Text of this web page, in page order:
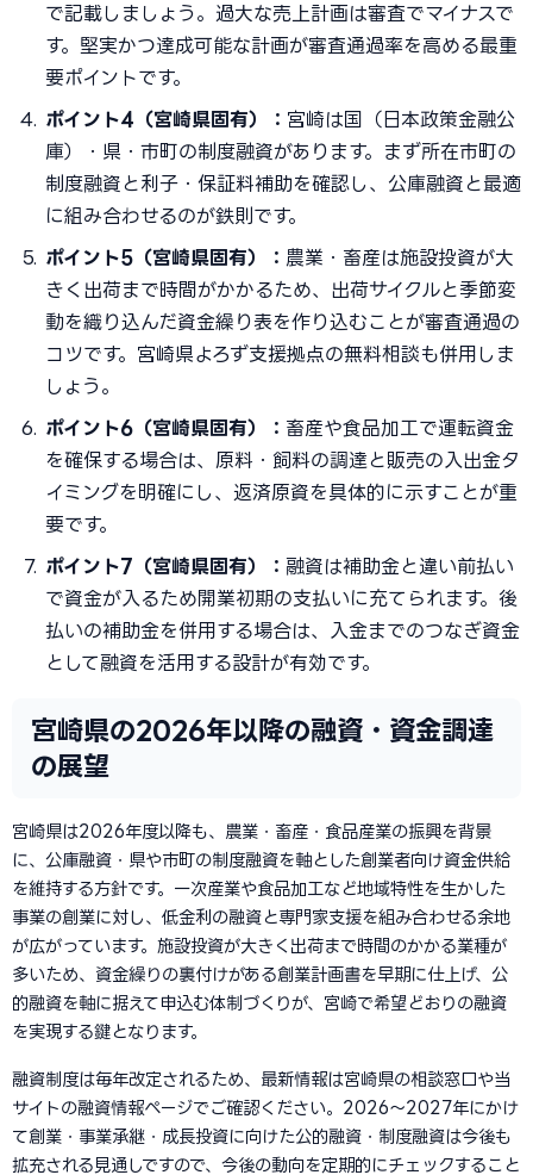
で記載しましょう。過大な売上計画は審査でマイナスで
す。堅実かつ達成可能な計画が審査通過率を高める最重
要ポイントです。
ポイント4（宮崎県固有）： 宮崎は国（日本政策金融公
庫）・県・市町の制度融資があります。まず所在市町の
制度融資と利子・保証料補助を確認し、公庫融資と最適
に組み合わせるのが鉄則です。
ポイント5（宮崎県固有）： 農業・畜産は施設投資が大
きく出荷まで時間がかかるため、出荷サイクルと季節変
動を織り込んだ資金繰り表を作り込むことが審査通過の
コツです。宮崎県よろず支援拠点の無料相談も併用しま
しょう。
ポイント6（宮崎県固有）： 畜産や食品加工で運転資金
を確保する場合は、原料・飼料の調達と販売の入出金タ
イミングを明確にし、返済原資を具体的に示すことが重
要です。
ポイント7（宮崎県固有）： 融資は補助金と違い前払い
で資金が入るため開業初期の支払いに充てられます。後
払いの補助金を併用する場合は、入金までのつなぎ資金
として融資を活用する設計が有効です。
宮崎県の2026年以降の融資・資金調達
の展望
宮崎県は2026年度以降も、農業・畜産・食品産業の振興を背景
に、公庫融資・県や市町の制度融資を軸とした創業者向け資金供給
を維持する方針です。一次産業や食品加工など地域特性を生かした
事業の創業に対し、低金利の融資と専門家支援を組み合わせる余地
が広がっています。施設投資が大きく出荷まで時間のかかる業種が
多いため、資金繰りの裏付けがある創業計画書を早期に仕上げ、公
的融資を軸に据えて申込む体制づくりが、宮崎で希望どおりの融資
を実現する鍵となります。
融資制度は毎年改定されるため、最新情報は宮崎県の相談窓口や当
サイトの融資情報ページでご確認ください。2026〜2027年にかけ
て創業・事業承継・成長投資に向けた公的融資・制度融資は今後も
拡充される見通しですので、今後の動向を定期的にチェックすること